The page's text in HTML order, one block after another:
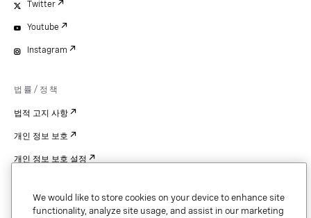
Twitter
Youtube
Instagram
법률/정책
법적 고지 사항
개인 정보 보호
개인 정보 보호 설정
We would like to store cookies on your device to enhance site
functionality, analyze site usage, and assist in our marketing